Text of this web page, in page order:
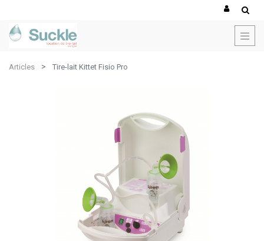
Articles Tire-lait Kittet Fisio Pro